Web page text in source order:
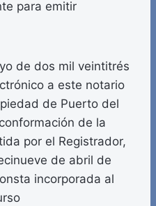
para emitir
de dos mil veintitrés
a este notario
de Puerto del
de la
por el Registrador,
de abril de
incorporada al